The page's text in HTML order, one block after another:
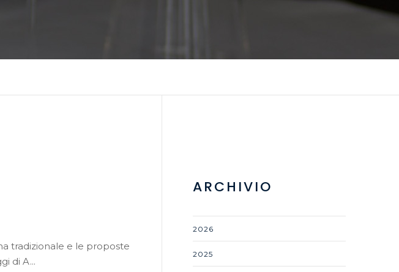
tradizionale e le proposte
di A...
ARCHIVIO
2026
2025